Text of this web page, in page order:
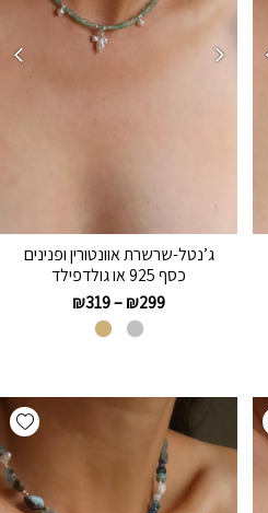
ג’נטל-שרשרת אוונטורין ופנינים
כסף 925 או גולדפילד
₪299
–
₪319
Add